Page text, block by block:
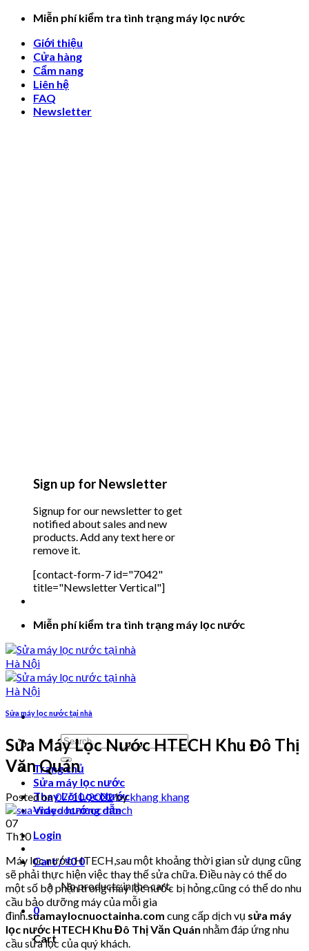
Skip
content
Miễn phí kiểm tra tình trạng máy lọc nước
Giới thiệu
Cửa hàng
Cẩm nang
Liên hệ
FAQ
Newsletter
Sign up for Newsletter
Signup for our newsletter to get
notified about sales and new
products. Add any text here or
remove it.
[contact-form-7 id="7042"
title="Newsletter Vertical"]
Miễn phí kiểm tra tình trạng máy lọc nước
Search
for:
Trang chủ
Sửa máy lọc nước
Thay Lõi Lọc Nước
Video hướng dẫn
Login
Cart /₫00
No products in the cart.
0
Cart
Sửa máy lọc nước tại nhà
Sửa Máy Lọc Nước HTECH Khu Đô Thị
Văn Quán
Posted on07/10/2022bykhang khang
07
Th10
Máy lọc nước HTECH,sau một khoảng thời gian sử dụng cũng
sẽ phải thực hiện việc thay thế sửa chữa. Điều này có thể do
một số bộ phận trong máy lọc nước bị hỏng,cũng có thể do nhu
cầu bảo dưỡng máy của mỗi gia
đình.suamaylocnuoctainha.com cung cấp dịch vụ sửa máy
lọc nước HTECH Khu Đô Thị Văn Quán nhằm đáp ứng nhu
cầu sửa lọc của quý khách.